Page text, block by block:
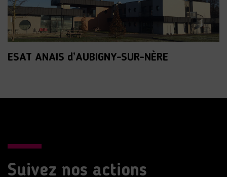
ESAT ANAIS d’AUBIGNY-SUR-NÈRE
Suivez nos actions